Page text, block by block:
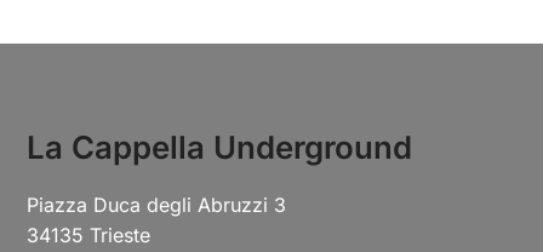
La Cappella Underground
Piazza Duca degli Abruzzi 3
34135 Trieste